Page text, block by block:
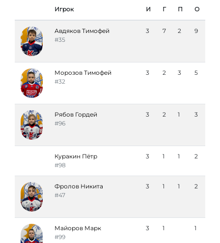
Игрок И Г П О
Авдяков Тимофей
#35
3 7 2 9
Морозов Тимофей
#32
3 2 3 5
Рябов Гордей
#96
3 2 1 3
Куракин Пётр
#98
3 1 1 2
Фролов Никита
#47
3 1 1 2
Майоров Марк
#99
3 1 1